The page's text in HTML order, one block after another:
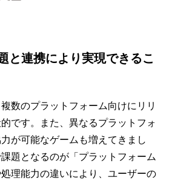
と連携により実現できるこ
数のプラットフォーム向けにリリ
です。また、異なるプラットフォ
が可能なゲームも増えてきまし
題となるのが「プラットフォーム
理能力の違いにより、ユーザーの